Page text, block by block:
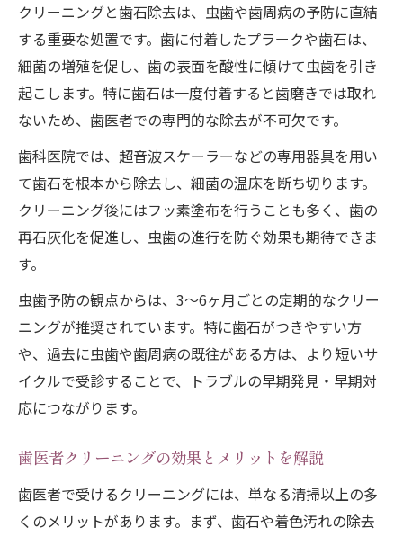
痛みが心配な方へ安心の施術体験
歯医者クリーニング時の痛みの実際と対策
痛みが苦手でも安心できるクリーニング方
法
歯石除去の痛みが不安な方へのアドバイス
クリーニング施術時の痛みを軽減する工夫
歯医者選びでクリーニングの快適さが変わ
る理由
しよう
保険適用と自費クリーニングの違いを比較
クリーニングだけの施術でも保険は使え
る？
保険クリーニングの頻度と費用のポイント
料金相場と費用を賢く知るための方法
歯医者クリーニングの料金相場を徹底解説
クリーニングと歯石除去は、虫歯や歯周病の予防に直結
する重要な処置です。歯に付着したプラークや歯石は、
細菌の増殖を促し、歯の表面を酸性に傾けて虫歯を引き
起こします。特に歯石は一度付着すると歯磨きでは取れ
ないため、歯医者での専門的な除去が不可欠です。
歯科医院では、超音波スケーラーなどの専用器具を用い
て歯石を根本から除去し、細菌の温床を断ち切ります。
クリーニング後にはフッ素塗布を行うことも多く、歯の
再石灰化を促進し、虫歯の進行を防ぐ効果も期待できま
す。
虫歯予防の観点からは、3～6ヶ月ごとの定期的なクリー
ニングが推奨されています。特に歯石がつきやすい方
や、過去に虫歯や歯周病の既往がある方は、より短いサ
イクルで受診することで、トラブルの早期発見・早期対
応につながります。
歯医者クリーニングの効果とメリットを解説
歯医者で受けるクリーニングには、単なる清掃以上の多
くのメリットがあります。まず、歯石や着色汚れの除去